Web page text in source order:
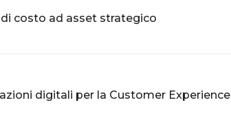
costo ad asset strategico
digitali per la Customer Experience